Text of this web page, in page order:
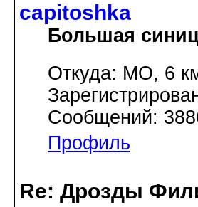
capitoshka
Большая
Откуда: МО, 6
Сообщений:
Профиль
Re: Дрозды